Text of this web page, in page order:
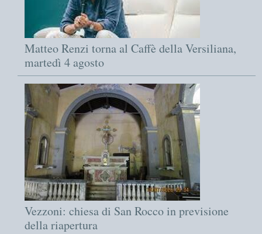
Matteo Renzi torna al Caffè della Versiliana,
martedì 4 agosto
Vezzoni: chiesa di San Rocco in previsione
della riapertura